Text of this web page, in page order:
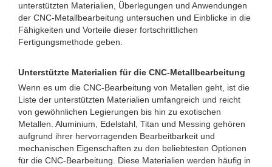
unterstützten Materialien, Überlegungen und Anwendungen
der CNC-Metallbearbeitung untersuchen und Einblicke in die
Fähigkeiten und Vorteile dieser fortschrittlichen
Fertigungsmethode geben.
Unterstützte Materialien für die CNC-Metallbearbeitung
Wenn es um die CNC-Bearbeitung von Metallen geht, ist die
Liste der unterstützten Materialien umfangreich und reicht
von gewöhnlichen Legierungen bis hin zu exotischen
Metallen. Aluminium, Edelstahl, Titan und Messing gehören
aufgrund ihrer hervorragenden Bearbeitbarkeit und
mechanischen Eigenschaften zu den beliebtesten Optionen
für die CNC-Bearbeitung. Diese Materialien werden häufig in